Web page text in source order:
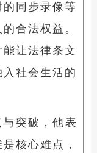
同步录像等
合法权益。
让法律条文
社会生活的
突破，他表
核心难点，